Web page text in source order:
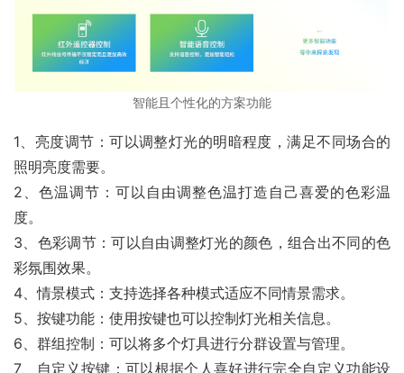
智能且个性化的方案功能
1、亮度调节：可以调整灯光的明暗程度，满足不同场合的
照明亮度需要。
2、色温调节：可以自由调整色温打造自己喜爱的色彩温
度。
3、色彩调节：可以自由调整灯光的颜色，组合出不同的色
彩氛围效果。
4、情景模式：支持选择各种模式适应不同情景需求。
5、按键功能：使用按键也可以控制灯光相关信息。
6、群组控制：可以将多个灯具进行分群设置与管理。
7、自定义按键：可以根据个人喜好进行完全自定义功能设